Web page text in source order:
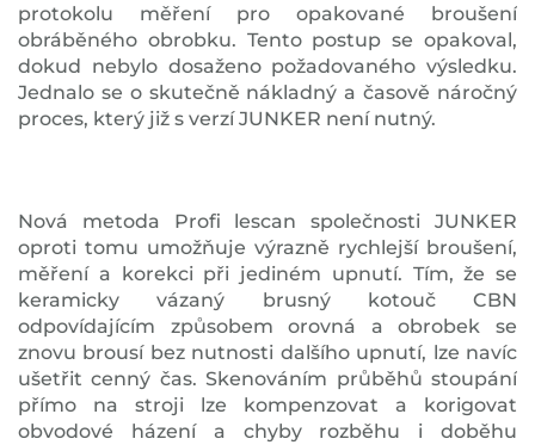
protokolu měření pro opakované broušení
obráběného obrobku. Tento postup se opakoval,
dokud nebylo dosaženo požadovaného výsledku.
Jednalo se o skutečně nákladný a časově náročný
proces, který již s verzí JUNKER není nutný.
Nová metoda Profi lescan společnosti JUNKER
oproti tomu umožňuje výrazně rychlejší broušení,
měření a korekci při jediném upnutí. Tím, že se
keramicky vázaný brusný kotouč CBN
odpovídajícím způsobem orovná a obrobek se
znovu brousí bez nutnosti dalšího upnutí, lze navíc
ušetřit cenný čas. Skenováním průběhů stoupání
přímo na stroji lze kompenzovat a korigovat
obvodové házení a chyby rozběhu i doběhu